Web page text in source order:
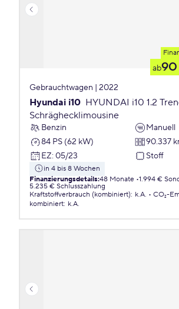
ab
Gebrauchtwagen | 2022
Hyundai i10 HYUNDAI i10 1.2
Schräghecklimousine
Benzin
Manuell
84 PS (62 kW)
90.337
EZ: 05/23 Stoff
in 4 bis 8 Wochen
Finanzierungsdetails:48 Monate 1.994 €
5.235 € Schlusszahlung
Kraftstoffverbrauch (kombiniert): k.A.
CO₂-
kombiniert: k.A.